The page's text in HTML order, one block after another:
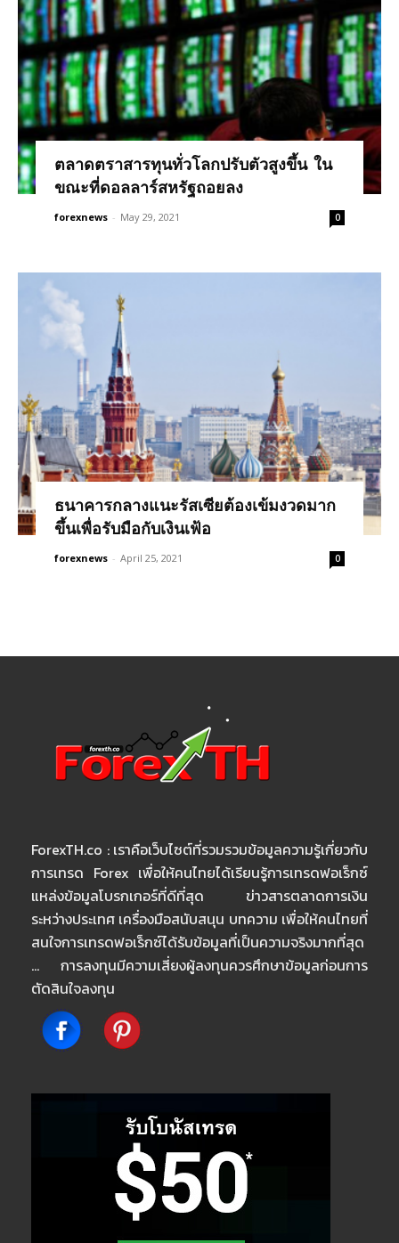
ตลาดตราสารทุนทั่วโลกปรับตัวสูงขึ้น ใน
ขณะที่ดอลลาร์สหรัฐถอยลง
forexnews - May 29, 2021 0
ธนาคารกลางแนะรัสเซียต้องเข้มงวดมาก
ขึ้นเพื่อรับมือกับเงินเฟ้อ
forexnews - April 25, 2021 0
ForexTH.co : เราคือเว็บไซต์ที่รวมรวมข้อมูลความรู้เกี่ยวกับ
การเทรด Forex เพื่อให้คนไทยได้เรียนรู้การเทรดฟอเร็กซ์
แหล่งข้อมูลโบรกเกอร์ที่ดีที่สุด ข่าวสารตลาดการเงิน
ระหว่างประเทศ เครื่องมือสนับสนุน บทความ เพื่อให้คนไทยที่
สนใจการเทรดฟอเร็กซ์ได้รับข้อมูลที่เป็นความจริงมากที่สุด
… การลงทุนมีความเสี่ยงผู้ลงทุนควรศึกษาข้อมูลก่อนการ
ตัดสินใจลงทุน